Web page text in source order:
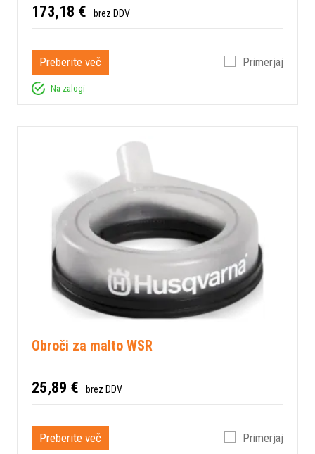
173,18 € brez DDV
Preberite več Primerjaj
Na zalogi
Obroči za malto WSR
25,89 € brez DDV
Preberite več Primerjaj